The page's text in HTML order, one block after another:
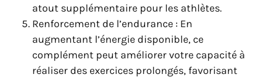
atout supplémentaire pour les athlètes.
Renforcement de l’endurance : En
augmentant l’énergie disponible, ce
complément peut améliorer votre capacité à
réaliser des exercices prolongés, favorisant